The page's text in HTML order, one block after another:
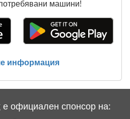
машини!
информация
официален спонсор на: